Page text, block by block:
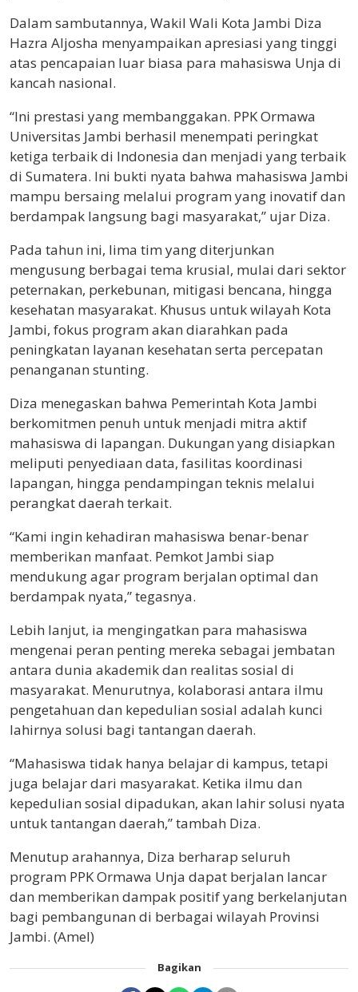
​Dalam sambutannya, Wakil Wali Kota Jambi Diza
Hazra Aljosha menyampaikan apresiasi yang tinggi
atas pencapaian luar biasa para mahasiswa Unja di
kancah nasional.
​“Ini prestasi yang membanggakan. PPK Ormawa
Universitas Jambi berhasil menempati peringkat
ketiga terbaik di Indonesia dan menjadi yang terbaik
di Sumatera. Ini bukti nyata bahwa mahasiswa Jambi
mampu bersaing melalui program yang inovatif dan
berdampak langsung bagi masyarakat,” ujar Diza.
​Pada tahun ini, lima tim yang diterjunkan
mengusung berbagai tema krusial, mulai dari sektor
peternakan, perkebunan, mitigasi bencana, hingga
kesehatan masyarakat. Khusus untuk wilayah Kota
Jambi, fokus program akan diarahkan pada
peningkatan layanan kesehatan serta percepatan
penanganan stunting.
​Diza menegaskan bahwa Pemerintah Kota Jambi
berkomitmen penuh untuk menjadi mitra aktif
mahasiswa di lapangan. Dukungan yang disiapkan
meliputi penyediaan data, fasilitas koordinasi
lapangan, hingga pendampingan teknis melalui
perangkat daerah terkait.
​“Kami ingin kehadiran mahasiswa benar-benar
memberikan manfaat. Pemkot Jambi siap
mendukung agar program berjalan optimal dan
berdampak nyata,” tegasnya.
​Lebih lanjut, ia mengingatkan para mahasiswa
mengenai peran penting mereka sebagai jembatan
antara dunia akademik dan realitas sosial di
masyarakat. Menurutnya, kolaborasi antara ilmu
pengetahuan dan kepedulian sosial adalah kunci
lahirnya solusi bagi tantangan daerah.
​“Mahasiswa tidak hanya belajar di kampus, tetapi
juga belajar dari masyarakat. Ketika ilmu dan
kepedulian sosial dipadukan, akan lahir solusi nyata
untuk tantangan daerah,” tambah Diza.
​Menutup arahannya, Diza berharap seluruh
program PPK Ormawa Unja dapat berjalan lancar
dan memberikan dampak positif yang berkelanjutan
bagi pembangunan di berbagai wilayah Provinsi
Jambi. (Amel)
Bagikan